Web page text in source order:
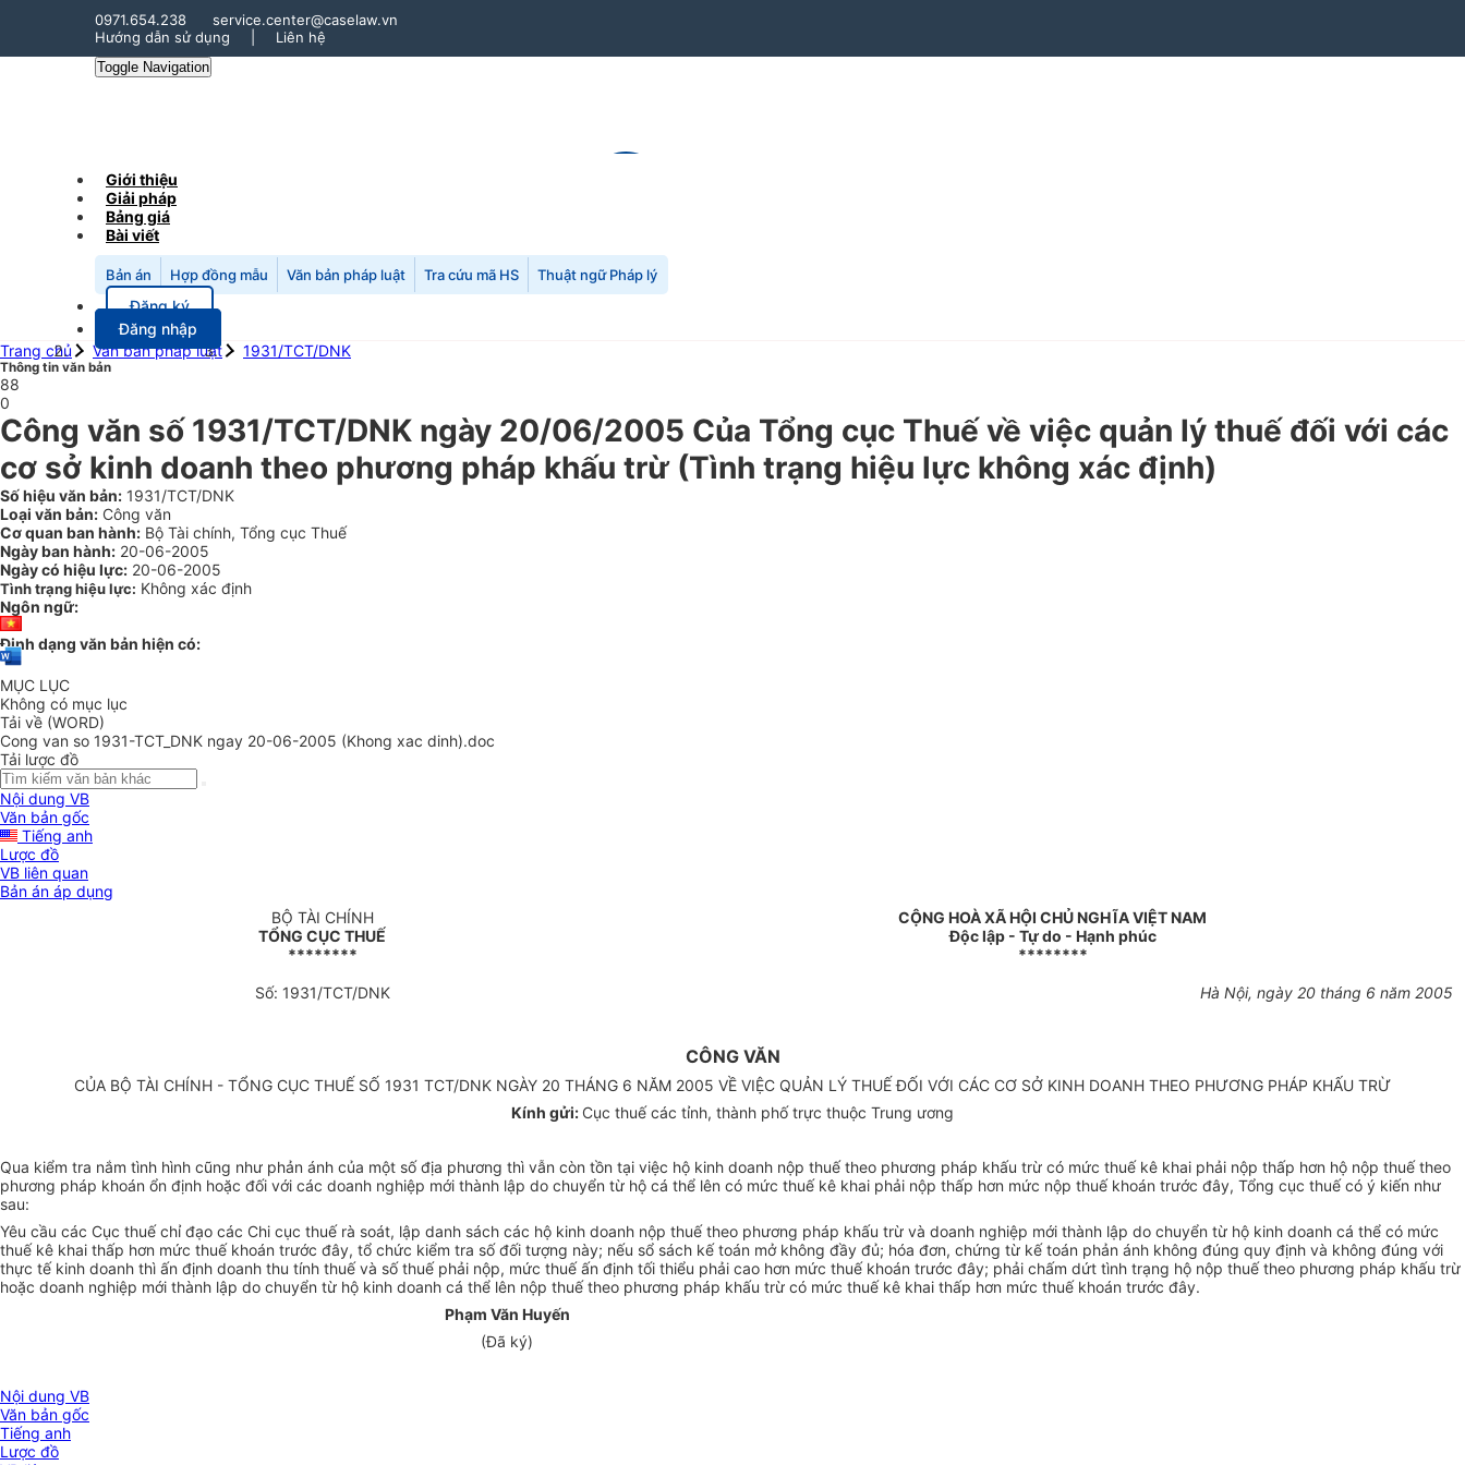
0971.654.238
service.center@caselaw.vn
Hướng dẫn sử dụng
Liên hệ
Toggle Navigation
Giới thiệu
Giải pháp
Bảng giá
Bài viết
Bản án Hợp đồng mẫu Văn bản pháp luật Tra cứu mã HS Thuật ngữ Pháp lý
Đăng ký
Đăng nhập
Trang chủ
Văn bản pháp luật 1931/TCT/DNK
Thông tin văn bản
88
0
Công văn số 1931/TCT/DNK ngày 20/06/2005 Của Tổng cục Thuế về việc quản lý thuế đối với các
cơ sở kinh doanh theo phương pháp khấu trừ (Tình trạng hiệu lực không xác định)
Số hiệu văn bản: 1931/TCT/DNK
Loại văn bản: Công văn
Cơ quan ban hành: Bộ Tài chính, Tổng cục Thuế
Ngày ban hành: 20-06-2005
Ngày có hiệu lực: 20-06-2005
Tình trạng hiệu lực: Không xác định
Ngôn ngữ:
Định dạng văn bản hiện có:
MỤC LỤC
Không có mục lục
Tải về (WORD)
Cong van so 1931-TCT_DNK ngay 20-06-2005 (Khong xac dinh).doc
Tải lược đồ
Nội dung VB
Văn bản gốc
Tiếng anh
Lược đồ
VB liên quan
Bản án áp dụng
BỘ TÀI CHÍNH
TỔNG CỤC THUẾ
********
CỘNG HOÀ XÃ HỘI CHỦ NGHĨA VIỆT NAM
Độc lập - Tự do - Hạnh phúc
********
Số: 1931/TCT/DNK Hà Nội, ngày 20 tháng 6 năm 2005
CÔNG VĂN
CỦA BỘ TÀI CHÍNH - TỔNG CỤC THUẾ SỐ 1931 TCT/DNK NGÀY 20 THÁNG 6 NĂM 2005 VỀ VIỆC QUẢN LÝ THUẾ ĐỐI VỚI CÁC CƠ SỞ KINH DOANH THEO PHƯƠNG PHÁP KHẤU TRỪ
Kính gửi: Cục thuế các tỉnh, thành phố trực thuộc Trung ương
Qua kiểm tra nắm tình hình cũng như phản ánh của một số địa phương thì vẫn còn tồn tại việc hộ kinh doanh nộp thuế theo phương pháp khấu trừ có mức thuế kê khai phải nộp thấp hơn hộ nộp thuế theo
phương pháp khoán ổn định hoặc đối với các doanh nghiệp mới thành lập do chuyển từ hộ cá thể lên có mức thuế kê khai phải nộp thấp hơn mức nộp thuế khoán trước đây, Tổng cục thuế có ý kiến như
sau:
Yêu cầu các Cục thuế chỉ đạo các Chi cục thuế rà soát, lập danh sách các hộ kinh doanh nộp thuế theo phương pháp khấu trừ và doanh nghiệp mới thành lập do chuyển từ hộ kinh doanh cá thể có mức
thuế kê khai thấp hơn mức thuế khoán trước đây, tổ chức kiểm tra số đối tượng này; nếu sổ sách kế toán mở không đầy đủ; hóa đơn, chứng từ kế toán phản ánh không đúng quy định và không đúng với
thực tế kinh doanh thì ấn định doanh thu tính thuế và số thuế phải nộp, mức thuế ấn định tối thiểu phải cao hơn mức thuế khoán trước đây; phải chấm dứt tình trạng hộ nộp thuế theo phương pháp khấu trừ
hoặc doanh nghiệp mới thành lập do chuyển từ hộ kinh doanh cá thể lên nộp thuế theo phương pháp khấu trừ có mức thuế kê khai thấp hơn mức thuế khoán trước đây.
Phạm Văn Huyến
(Đã ký)
Nội dung VB
Văn bản gốc
Tiếng anh
Lược đồ